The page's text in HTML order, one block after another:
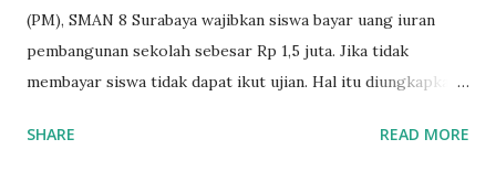
(PM), SMAN 8 Surabaya wajibkan siswa bayar uang iuran
pembangunan sekolah sebesar Rp 1,5 juta. Jika tidak
membayar siswa tidak dapat ikut ujian. Hal itu diungkapkan
SMAN 8 Jalan Iskandar Muda Surabaya mengatakan, ada
SHARE READ MORE